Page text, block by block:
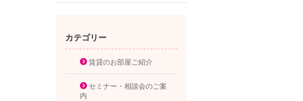
カテゴリー
賃貸のお部屋ご紹介
セミナー・相談会のご案
内